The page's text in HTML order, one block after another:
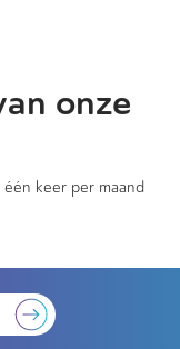
onze
keer per maand